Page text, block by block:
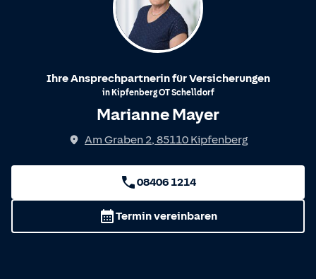
Ihre Ansprechpartnerin für Versicherungen
in KipfenbergOTSchelldorf
Marianne Mayer
Am Graben 2, 85110 Kipfenberg
08406 1214
Termin vereinbaren